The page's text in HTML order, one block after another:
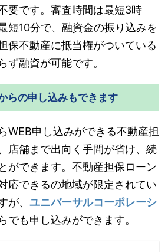
要です。審査時間は最短3時
短10分で、融資金の振り込みを
保不動産に抵当権がついている
ず融資が可能です。
らの申し込みもできます
WEB申し込みができる不動産担
店舗まで出向く手間が省け、続
ができます。不動産担保ローン
応できるの地域が限定されてい
が、 ユニバーサルコーポレーシ
でも申し込みができます。